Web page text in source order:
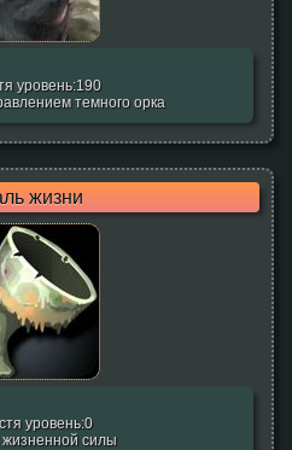
уровень:190
темного орка
жизни
уровень:0
жизненной силы